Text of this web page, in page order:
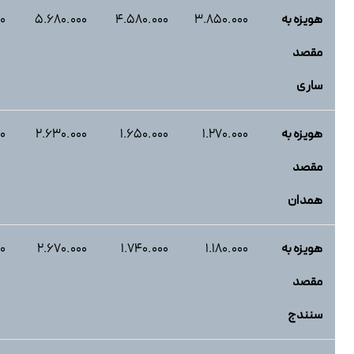
هویزه به
مقصد
ساری
۳.8۵0.000 ۴.5۸0.000 ۵.6۸0.000
هویزه به
مقصد
همدان
۱.۲۷0.000 ۱.۶۵0.000 ۲.6۳0.000
هویزه به
مقصد
سنندج
۱.۱۸0.000 ۱.۷۴0.000 ۲.6۷0.000